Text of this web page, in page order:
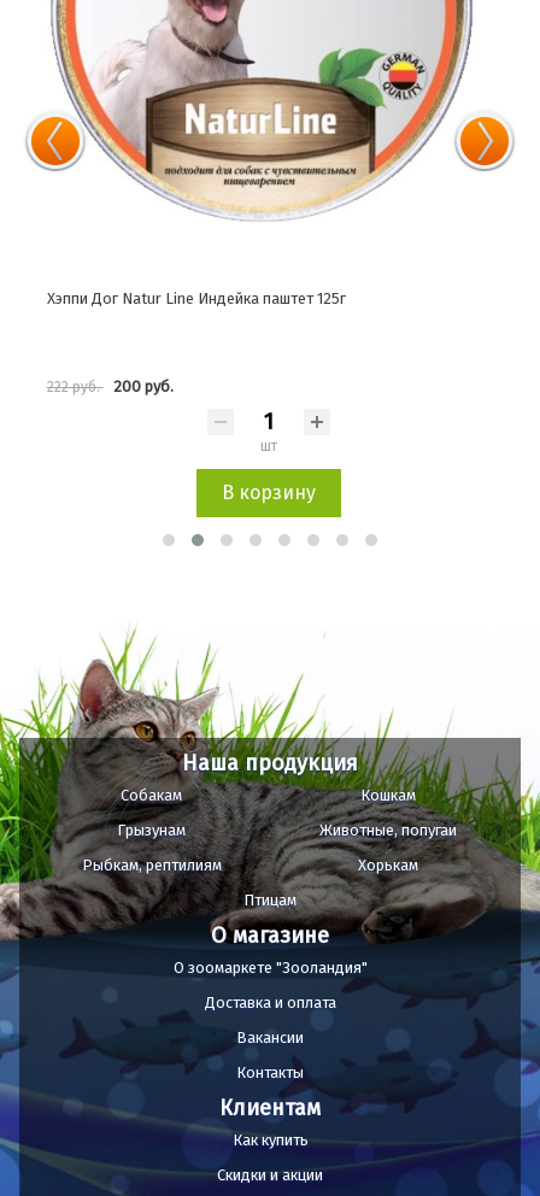
Хэппи Дог Natur Line Индейка паштет 125г
222 руб. 200 руб.
шт
В корзину
Наша продукция
Собакам
Кошкам
Грызунам
Животные, попугаи
Рыбкам, рептилиям
Хорькам
Птицам
О магазине
О зоомаркете "Зооландия"
Доставка и оплата
Вакансии
Контакты
Клиентам
Как купить
Скидки и акции